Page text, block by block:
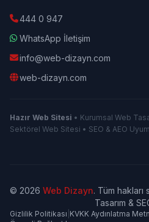
444 0 947
WhatsApp İletişim
info@web-dizayn.com
web-dizayn.com
Hazır Web Sitesi • Kurumsal Web
Sektörel Web Sitesi • SEO & AEO
© 2026 Web Dizayn. Tüm hakları
Tasarım &
Gizlilik Politikası KVKK Aydınlatma